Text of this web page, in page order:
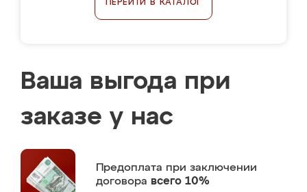
ПЕРЕЙТИ В КАТАЛОГ
Ваша выгода при
заказе у нас
Предоплата при заключении
договора всего 10%